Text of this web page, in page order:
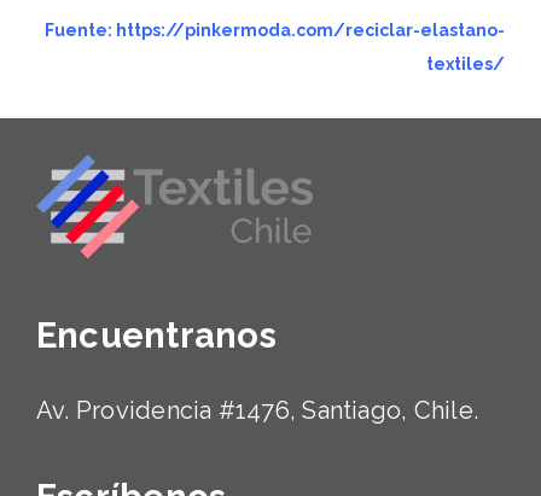
Fuente: https://pinkermoda.com/reciclar-elastano-
textiles/
Encuentranos
Av. Providencia #1476, Santiago, Chile.